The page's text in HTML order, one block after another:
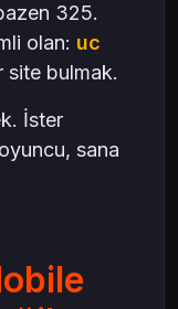
325.
olan: uc
site bulmak.
İster
sana